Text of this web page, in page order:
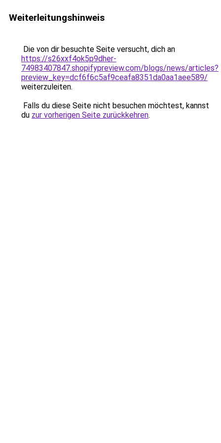
Weiterleitungshinweis
Die von dir besuchte Seite versucht, dich an
https://s26xxf4ok5p9dher-
74983407847.shopifypreview.com/blogs/news/articles?
preview_key=dcf6f6c5af9ceafa8351da0aa1aee589/
weiterzuleiten.
Falls du diese Seite nicht besuchen möchtest, kannst
du zur vorherigen Seite zurückkehren.